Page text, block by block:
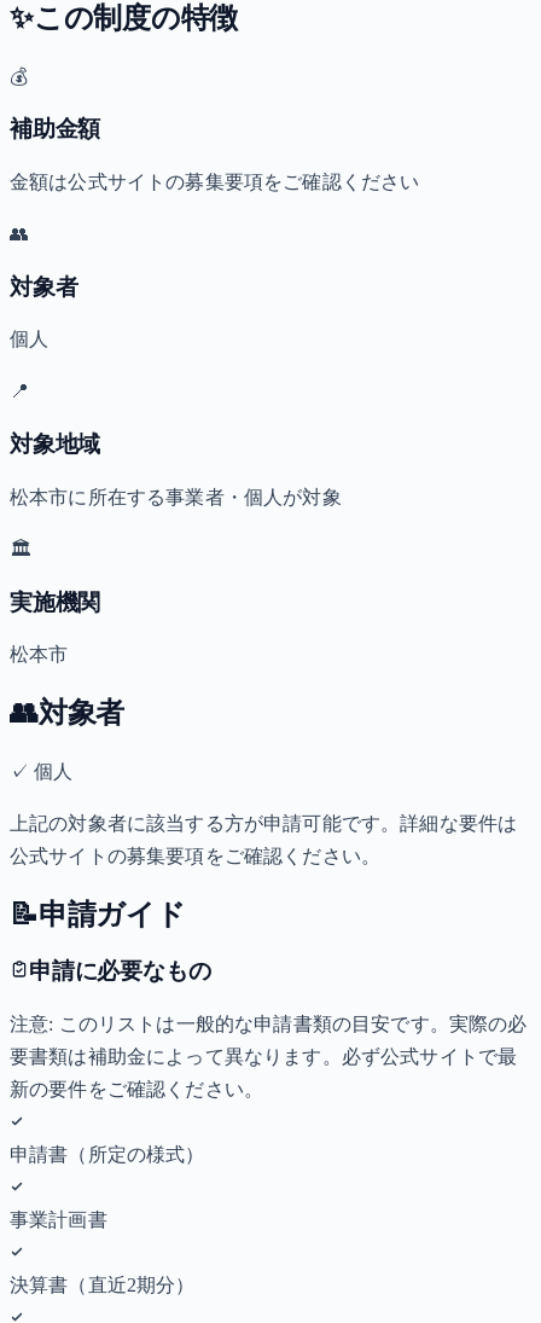
✨この制度の特徴
💰
補助金額
金額は公式サイトの募集要項をご確認ください
👥
対象者
個人
📍
対象地域
松本市に所在する事業者・個人が対象
🏛️
実施機関
松本市
👥対象者
✓個人
上記の対象者に該当する方が申請可能です。詳細な要件は
公式サイトの募集要項をご確認ください。
📝申請ガイド
申請に必要なもの
注意: このリストは一般的な申請書類の目安です。実際の必
要書類は補助金によって異なります。必ず公式サイトで最
新の要件をご確認ください。
申請書（所定の様式）
事業計画書
決算書（直近2期分）